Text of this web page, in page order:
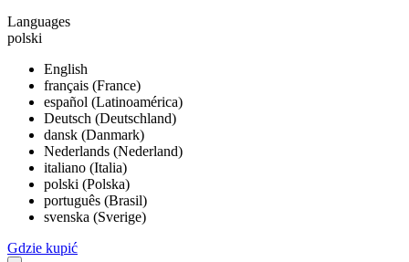
Languages
polski
English
français (France)
español (Latinoamérica)
Deutsch (Deutschland)
dansk (Danmark)
Nederlands (Nederland)
italiano (Italia)
polski (Polska)
português (Brasil)
svenska (Sverige)
Gdzie kupić